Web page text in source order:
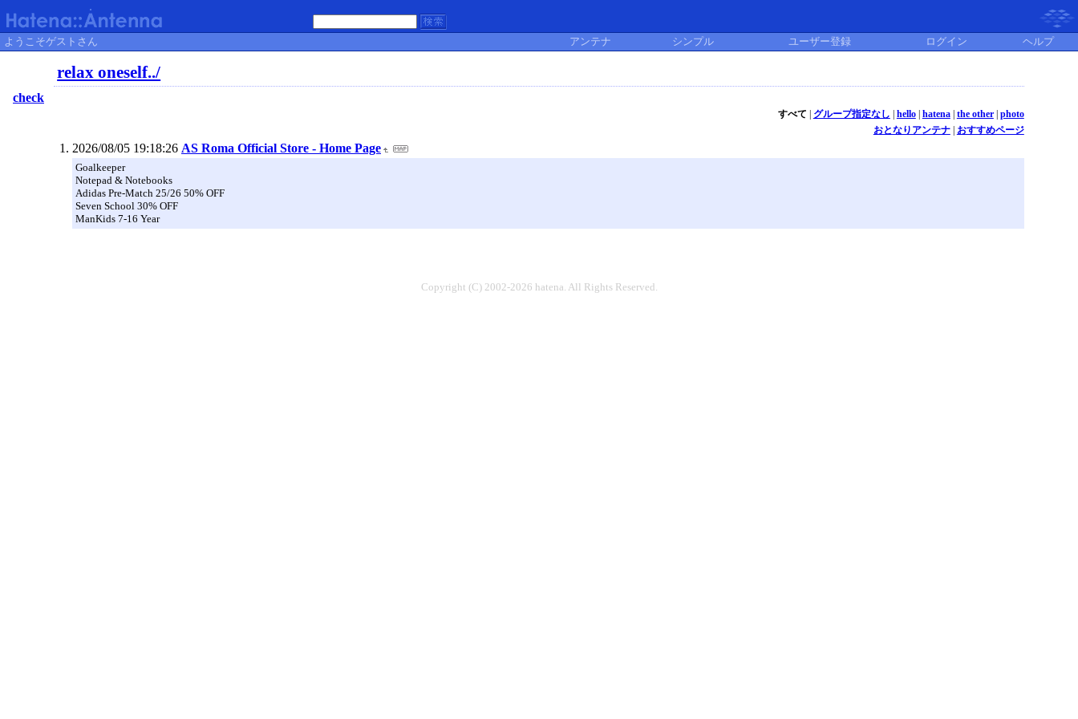
ようこそゲストさん アンテナ シンプル ユーザー登録 ログイン ヘルプ
relax oneself../
check
すべて グループ指定なし hello| hatena| the other| photo
おとなりアンテナ| おすすめページ
2026/08/05 19:18:26 AS Roma Official Store - Home Page
Goalkeeper
Notepad & Notebooks
Adidas Pre-Match 25/26 50% OFF
Seven School 30% OFF
ManKids 7-16 Year
Copyright (C) 2002-2026 hatena. All Rights Reserved.